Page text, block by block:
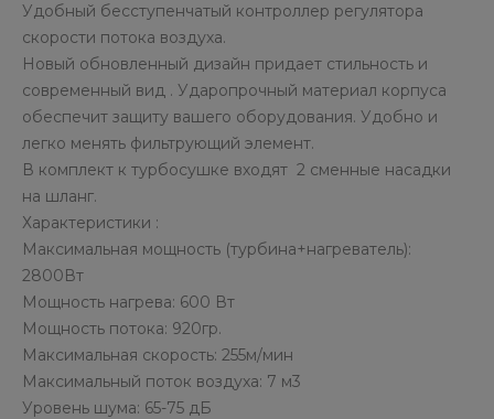
Удобный бесступенчатый контроллер регулятора
скорости потока воздуха.
Новый обновленный дизайн придает стильность и
современный вид . Ударопрочный материал корпуса
обеспечит защиту вашего оборудования. Удобно и
легко менять фильтрующий элемент.
В комплект к турбосушке входят 2 сменные насадки
на шланг.
Характеристики :
Максимальная мощность (турбина+нагреватель):
2800Вт
Мощность нагрева: 600 Вт
Мощность потока: 920гр.
Максимальная скорость: 255м/мин
Максимальный поток воздуха: 7 м3
Уровень шума: 65-75 дБ